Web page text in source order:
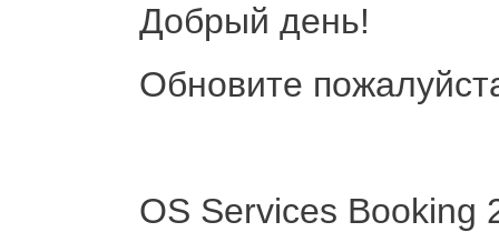
Добрый день!
Обновите
OS Services Booking